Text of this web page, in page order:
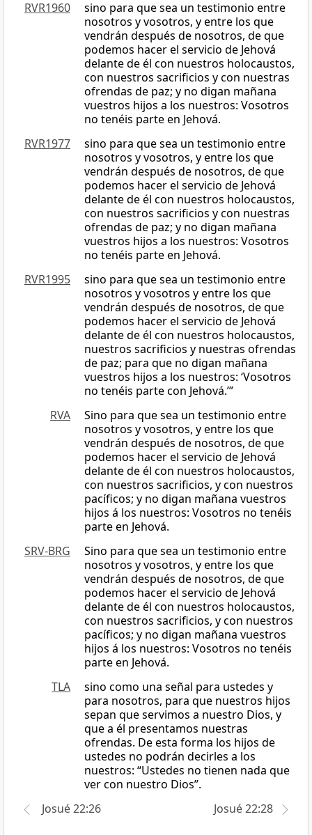
RVR1960
sino para que sea un testimonio entre
nosotros y vosotros, y entre los que
vendrán después de nosotros, de que
podemos hacer el servicio de Jehová
delante de él con nuestros holocaustos,
con nuestros sacrificios y con nuestras
ofrendas de paz; y no digan mañana
vuestros hijos a los nuestros: Vosotros
no tenéis parte en Jehová.
RVR1977
sino para que sea un testimonio entre
nosotros y vosotros, y entre los que
vendrán después de nosotros, de que
podemos hacer el servicio de Jehová
delante de él con nuestros holocaustos,
con nuestros sacrificios y con nuestras
ofrendas de paz; y no digan mañana
vuestros hijos a los nuestros: Vosotros
no tenéis parte en Jehová.
RVR1995
sino para que sea un testimonio entre
nosotros y vosotros y entre los que
vendrán después de nosotros, de que
podemos hacer el servicio de Jehová
delante de él con nuestros holocaustos,
nuestros sacrificios y nuestras ofrendas
de paz; para que no digan mañana
vuestros hijos a los nuestros: ‘Vosotros
no tenéis parte con Jehová.’”
RVA
Sino para que sea un testimonio entre
nosotros y vosotros, y entre los que
vendrán después de nosotros, de que
podemos hacer el servicio de Jehová
delante de él con nuestros holocaustos,
con nuestros sacrificios, y con nuestros
pacíficos; y no digan mañana vuestros
hijos á los nuestros: Vosotros no tenéis
parte en Jehová.
SRV-BRG
Sino para que sea un testimonio entre
nosotros y vosotros, y entre los que
vendrán después de nosotros, de que
podemos hacer el servicio de Jehová
delante de él con nuestros holocaustos,
con nuestros sacrificios, y con nuestros
pacíficos; y no digan mañana vuestros
hijos á los nuestros: Vosotros no tenéis
parte en Jehová.
TLA
sino como una señal para ustedes y
para nosotros, para que nuestros hijos
sepan que servimos a nuestro Dios, y
que a él presentamos nuestras
ofrendas. De esta forma los hijos de
ustedes no podrán decirles a los
nuestros: “Ustedes no tienen nada que
ver con nuestro Dios”.
Josué 22:26
Josué 22:28